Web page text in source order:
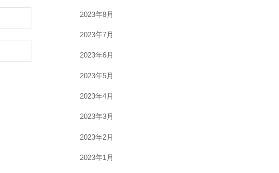
2023年8月
2023年7月
2023年6月
2023年5月
2023年4月
2023年3月
2023年2月
2023年1月